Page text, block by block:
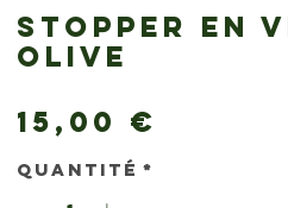
STOPPER EN
OLIVE
15,00 €
Quantité *